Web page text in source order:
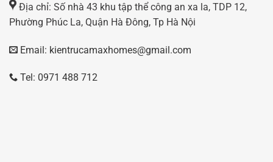
Địa chỉ: Số nhà 43 khu tập thể công an xa la, TDP 12,
Phường Phúc La, Quận Hà Đông, Tp Hà Nội
Email: kientrucamaxhomes@gmail.com
Tel: 0971 488 712